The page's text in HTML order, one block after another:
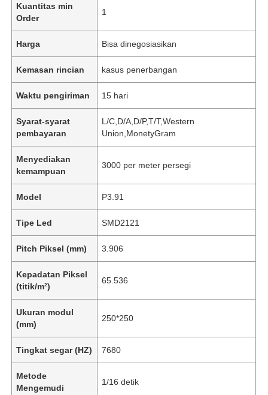
Kuantitas min
Order
1
Harga Bisa dinegosiasikan
Kemasan rincian kasus penerbangan
Waktu pengiriman 15 hari
Syarat-syarat
pembayaran
L/C,D/A,D/P,T/T,Western
Union,MonetyGram
Menyediakan
kemampuan
3000 per meter persegi
Model P3.91
Tipe Led SMD2121
Pitch Piksel (mm) 3.906
Kepadatan Piksel
(titik/m²)
65.536
Ukuran modul
(mm)
250*250
Tingkat segar (HZ) 7680
Metode
Mengemudi
1/16 detik